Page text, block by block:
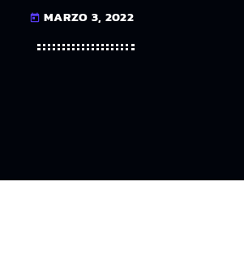
today MARZO 3, 2022